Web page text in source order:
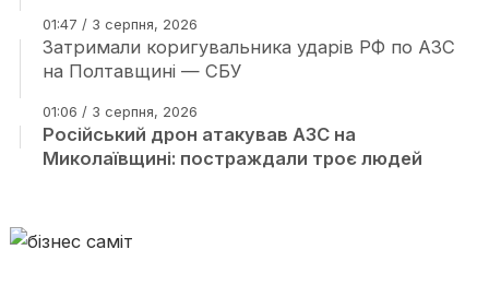
01:47 / 3 серпня, 2026
Затримали коригувальника ударів РФ по АЗС
на Полтавщині — СБУ
01:06 / 3 серпня, 2026
Російський дрон атакував АЗС на
Миколаївщині: постраждали троє людей